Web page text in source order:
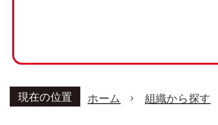
現在の位置 ホーム 組織から探す